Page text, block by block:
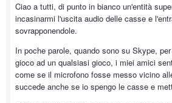
Ciao a tutti, di punto in bianco un'entità
incasinarmi l'uscita audio delle casse e
sovrapponendole.
In poche parole, quando sono su Skype,
gioco ad un qualsiasi gioco, i miei amici
come se il microfono fosse messo vicino
succede anche se io spengo le casse e